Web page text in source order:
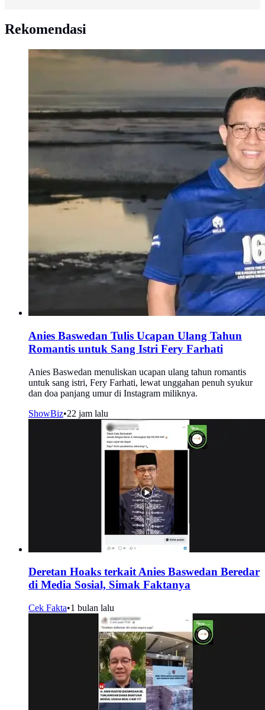
Rekomendasi
Anies Baswedan Tulis Ucapan Ulang Tahun
Romantis untuk Sang Istri Fery Farhati
Anies Baswedan menuliskan ucapan ulang tahun romantis
untuk sang istri, Fery Farhati, lewat unggahan penuh syukur
dan doa panjang umur di Instagram miliknya.
ShowBiz•22 jam lalu
Deretan Hoaks terkait Anies Baswedan Beredar
di Media Sosial, Simak Faktanya
Cek Fakta•1 bulan lalu